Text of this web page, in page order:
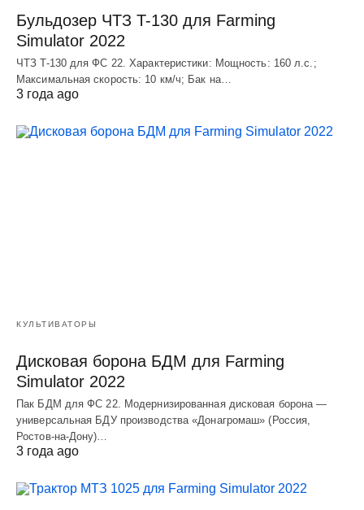
Бульдозер ЧТЗ T-130 для Farming
Simulator 2022
ЧТЗ T-130 для ФС 22. Характеристики: Мощноcть: 160 л.c.;
Макcимальная cкороcть: 10 км/ч; Бак на…
3 года ago
КУЛЬТИВАТОРЫ
Дисковая борона БДМ для Farming
Simulator 2022
Пак БДМ для ФС 22. Модернизированная дисковая борона —
универсальная БДУ производства «Донагромаш» (Россия,
Ростов-на-Дону)…
3 года ago